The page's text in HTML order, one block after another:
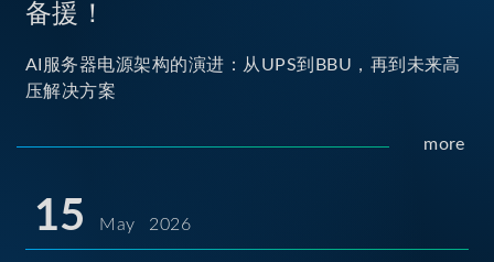
备援！
AI服务器电源架构的演进：从UPS到BBU，再到未来高
压解决方案
more
15 May 2026